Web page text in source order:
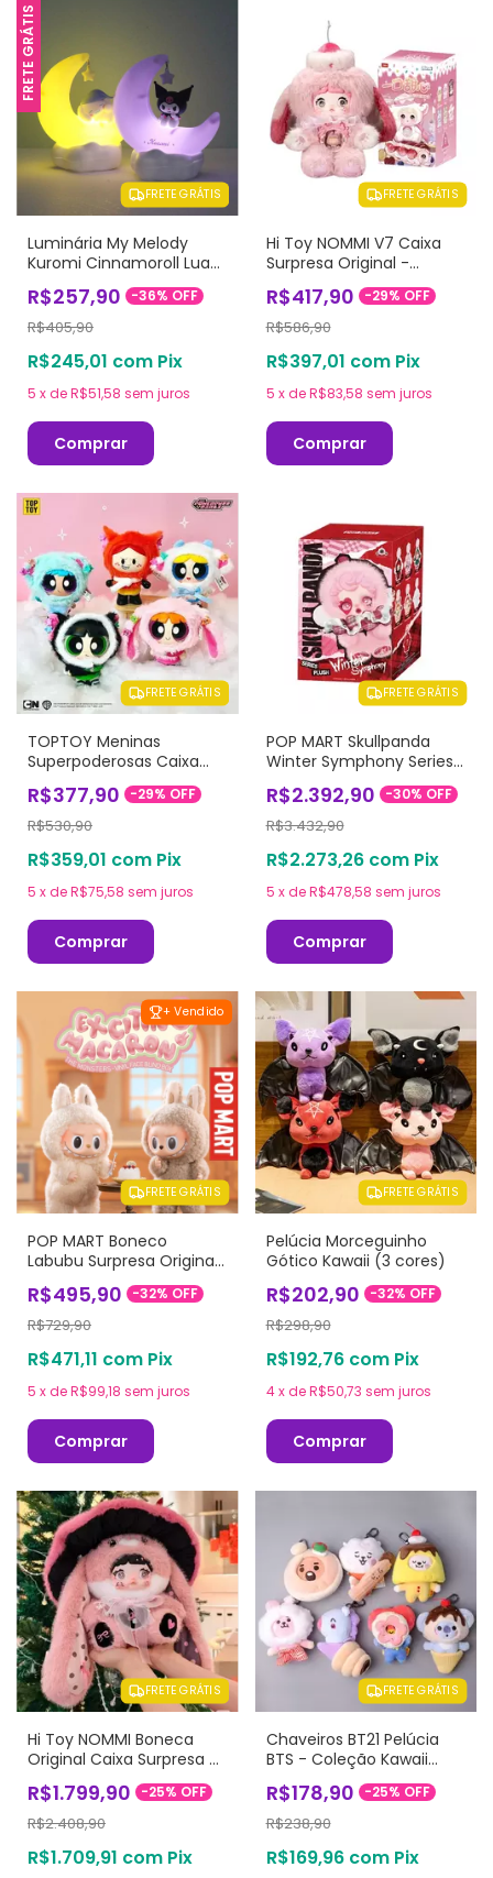
FRETE GRÁTIS
FRETE GRÁTIS
Luminária My Melody
Kuromi Cinnamoroll Lua
Crescente LED
R$257,90 -36% OFF
R$405,90
R$245,01 com Pix
5 xdeR$51,58 sem juros
Comprar
FRETE GRÁTIS
Hi Toy NOMMI V7 Caixa
Surpresa Original -
Coleção Uma Mordida de
Amor
R$417,90 -29% OFF
R$586,90
R$397,01 com Pix
5 xdeR$83,58 sem juros
Comprar
FRETE GRÁTIS
TOPTOY Meninas
Superpoderosas Caixa
Surpresa Original -
Animal Cape Series
R$377,90 -29% OFF
R$530,90
R$359,01 com Pix
5 xdeR$75,58 sem juros
Comprar
FRETE GRÁTIS
POP MART Skullpanda
Winter Symphony Series
Doll Original
R$2.392,90 -30% OFF
R$3.432,90
R$2.273,26 com Pix
5 xdeR$478,58 sem juros
Comprar
+ Vendido
FRETE GRÁTIS
POP MART Boneco
Labubu Surpresa Original
- Exciting Macaron
R$495,90 -32% OFF
R$729,90
R$471,11 com Pix
5 xdeR$99,18 sem juros
Comprar
FRETE GRÁTIS
Pelúcia Morceguinho
Gótico Kawaii (3 cores)
R$202,90 -32% OFF
R$298,90
R$192,76 com Pix
4 xdeR$50,73 sem juros
Comprar
FRETE GRÁTIS
Hi Toy NOMMI Boneca
Original Caixa Surpresa -
Coleção Mushroom Hat
400%
R$1.799,90 -25% OFF
R$2.408,90
R$1.709,91 com Pix
FRETE GRÁTIS
Chaveiros BT21 Pelúcia
BTS - Coleção Kawaii
(Vários Modelos)
R$178,90 -25% OFF
R$238,90
R$169,96 com Pix